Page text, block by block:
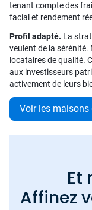
tenant compte des
facial et rendement
Profil adapté. La
veulent de la sérénité.
locataires de qualité.
aux investisseurs
activement de leurs
Voir les
Et
Affinez